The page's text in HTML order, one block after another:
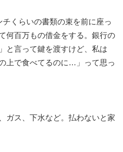
くらいの書類の束を前に座っ
何百万もの借金をする。銀行の
と言って鍵を渡すけど、私は
上で食べてるのに…」って思っ
ガス、下水など。払わないと家